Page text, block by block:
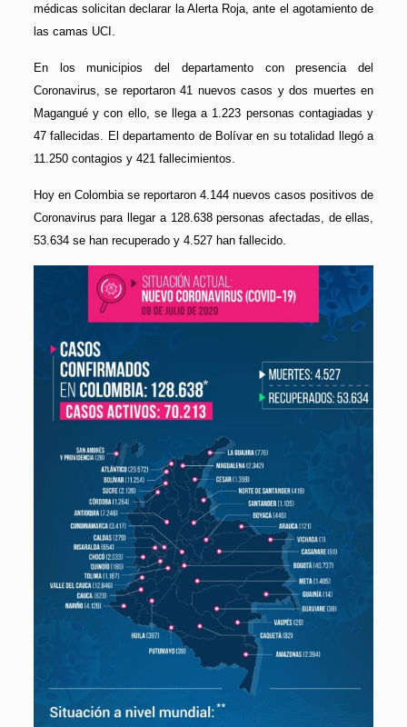
médicas solicitan declarar la Alerta Roja, ante el agotamiento de
las camas UCI.
En los municipios del departamento con presencia del
Coronavirus, se reportaron 41 nuevos casos y dos muertes en
Magangué y con ello, se llega a 1.223 personas contagiadas y
47 fallecidas. El departamento de Bolívar en su totalidad llegó a
11.250 contagios y 421 fallecimientos.
Hoy en Colombia se reportaron 4.144 nuevos casos positivos de
Coronavirus para llegar a 128.638 personas afectadas, de ellas,
53.634 se han recuperado y 4.527 han fallecido.